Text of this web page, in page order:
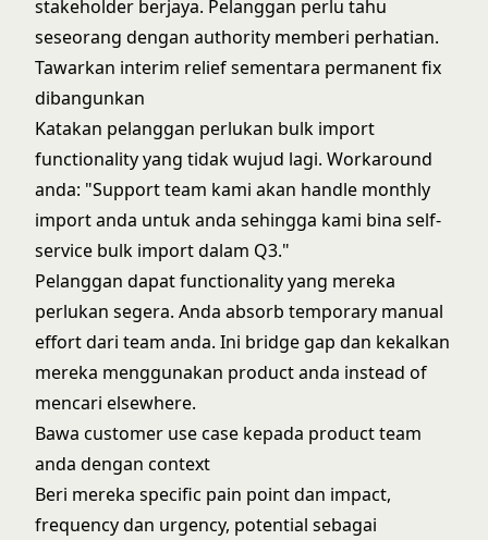
stakeholder berjaya. Pelanggan perlu tahu
seseorang dengan authority memberi perhatian.
Tawarkan interim relief sementara permanent fix
dibangunkan
Katakan pelanggan perlukan bulk import
functionality yang tidak wujud lagi. Workaround
anda: "Support team kami akan handle monthly
import anda untuk anda sehingga kami bina self-
service bulk import dalam Q3."
Pelanggan dapat functionality yang mereka
perlukan segera. Anda absorb temporary manual
effort dari team anda. Ini bridge gap dan kekalkan
mereka menggunakan product anda instead of
mencari elsewhere.
Bawa customer use case kepada product team
anda dengan context
Beri mereka specific pain point dan impact,
frequency dan urgency, potential sebagai